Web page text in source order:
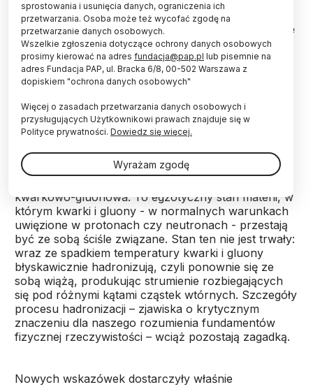
Wysokoenergetyczne kolizje jonów w Wielkim
Zderzaczu Hadronów są zdolne oderwać od siebie
kwarki i gluony. Jak z takiej plazmy kwarkowo-
gluonowej rodzą się później cząstki wtórne?
Kolejne informacje na ten temat niesie najnowsza
analiza zderzeń protonów z protonami lub jonami,
LHCb.
Gdy przy największych energiach wakceleratorze
LHC
zderzają się ciężkie jądra atomowe, na
kwarkowo-gluonowa. To egzotyczny stan materii, w
którym kwarki i gluony - w normalnych warunkach
uwięzione w protonach czy neutronach - przestają
być ze sobą ściśle związane. Stan ten nie jest trwały:
wraz ze spadkiem temperatury kwarki i gluony
błyskawicznie hadronizują, czyli ponownie się ze
sobą wiążą, produkując strumienie rozbiegających
się pod różnymi kątami cząstek wtórnych. Szczegóły
procesu hadronizacji – zjawiska o krytycznym
znaczeniu dla naszego rozumienia fundamentów
fizycznej rzeczywistości – wciąż pozostają zagadką.
Nowych wskazówek dostarczyły właśnie
sprostowania i usunięcia danych, ograniczenia ich
przetwarzania. Osoba może też wycofać zgodę na
przetwarzanie danych osobowych.
Wszelkie zgłoszenia dotyczące ochrony danych osobowych
prosimy kierować na adres fundacja@pap.pl lub pisemnie na
adres Fundacja PAP, ul. Bracka 6/8, 00-502 Warszawa z
dopiskiem "ochrona danych osobowych"
Więcej o zasadach przetwarzania danych osobowych i
przysługujących Użytkownikowi prawach znajduje się w
Polityce prywatności. Dowiedz się więcej.
Wyrażam zgodę